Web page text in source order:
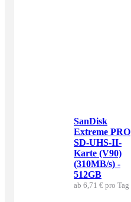
SanDisk
Extreme PRO
SD-UHS-II-
Karte (V90)
(310MB/s) -
512GB
ab 6,71 € pro Tag